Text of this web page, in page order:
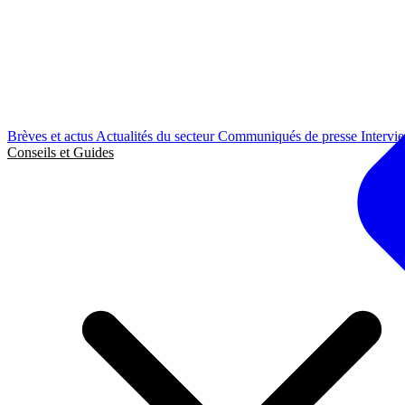
Brèves et actus Actualités du secteurCommuniqués de presse
Conseils et Guides